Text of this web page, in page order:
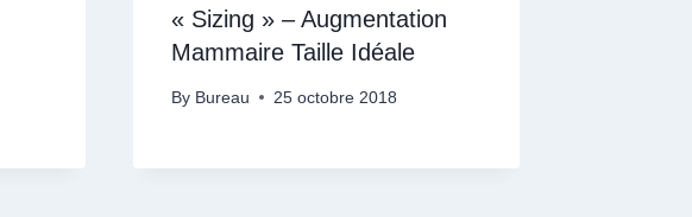
« Sizing » – Augmentation
Mammaire Taille Idéale
By Bureau 25 octobre 2018